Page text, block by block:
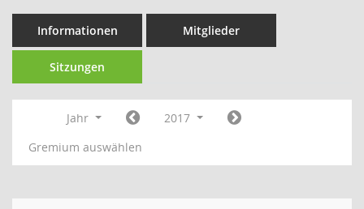
Informationen Mitglieder
Sitzungen
Jahr
2017
Gremium auswählen